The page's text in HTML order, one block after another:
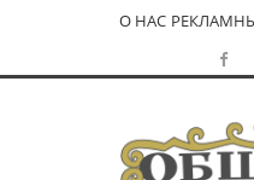
О НАС